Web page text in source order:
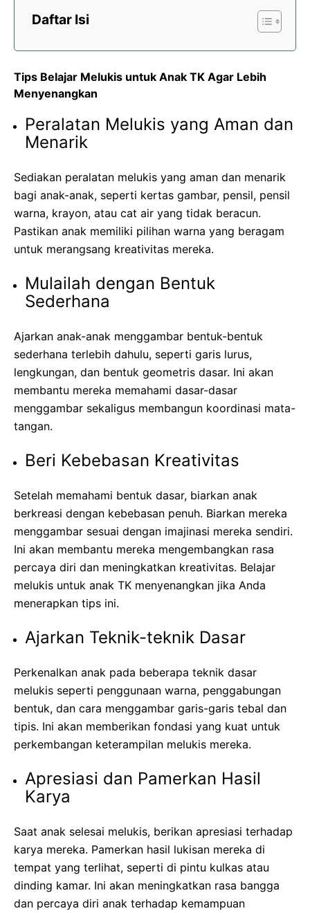
Daftar Isi
Tips Belajar Melukis untuk Anak TK Agar Lebih
Menyenangkan
Peralatan Melukis yang Aman dan
Menarik
Sediakan peralatan melukis yang aman dan menarik
bagi anak-anak, seperti kertas gambar, pensil, pensil
warna, krayon, atau cat air yang tidak beracun.
Pastikan anak memiliki pilihan warna yang beragam
untuk merangsang kreativitas mereka.
Mulailah dengan Bentuk
Sederhana
Ajarkan anak-anak menggambar bentuk-bentuk
sederhana terlebih dahulu, seperti garis lurus,
lengkungan, dan bentuk geometris dasar. Ini akan
membantu mereka memahami dasar-dasar
menggambar sekaligus membangun koordinasi mata-
tangan.
Beri Kebebasan Kreativitas
Setelah memahami bentuk dasar, biarkan anak
berkreasi dengan kebebasan penuh. Biarkan mereka
menggambar sesuai dengan imajinasi mereka sendiri.
Ini akan membantu mereka mengembangkan rasa
percaya diri dan meningkatkan kreativitas. Belajar
melukis untuk anak TK menyenangkan jika Anda
menerapkan tips ini.
Ajarkan Teknik-teknik Dasar
Perkenalkan anak pada beberapa teknik dasar
melukis seperti penggunaan warna, penggabungan
bentuk, dan cara menggambar garis-garis tebal dan
tipis. Ini akan memberikan fondasi yang kuat untuk
perkembangan keterampilan melukis mereka.
Apresiasi dan Pamerkan Hasil
Karya
Saat anak selesai melukis, berikan apresiasi terhadap
karya mereka. Pamerkan hasil lukisan mereka di
tempat yang terlihat, seperti di pintu kulkas atau
dinding kamar. Ini akan meningkatkan rasa bangga
dan percaya diri anak terhadap kemampuan